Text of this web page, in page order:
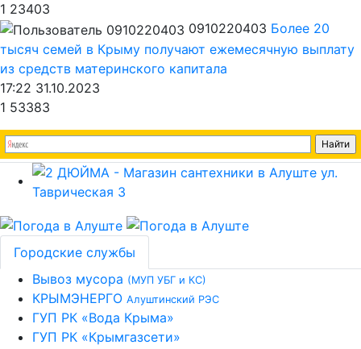
1 23403
0910220403 Более 20
тысяч семей в Крыму получают ежемесячную выплату
из средств материнского капитала
17:22 31.10.2023
1 53383
Городские службы
Вывоз мусора (МУП УБГ и КС)
КРЫМЭНЕРГО Алуштинский РЭС
ГУП РК «Вода Крыма»
ГУП РК «Крымгазсети»